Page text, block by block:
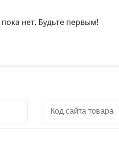
нет. Будьте первым!